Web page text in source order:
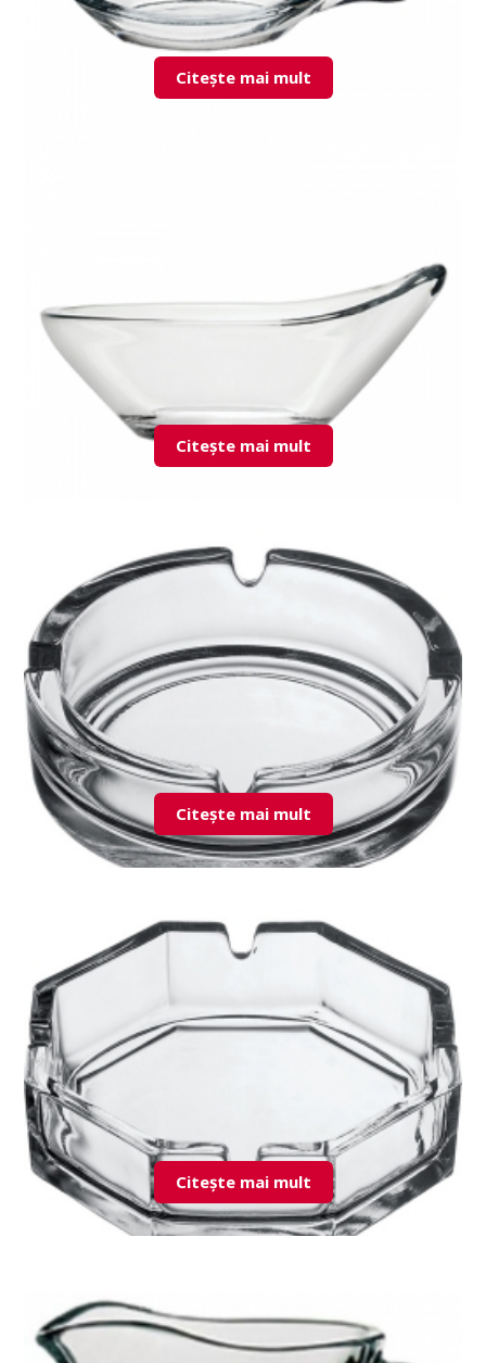
Citește mai mult
Citește mai mult
54036 Bistro scrumiera
Citește mai mult
54076 Kosem scrumiera
Citește mai mult